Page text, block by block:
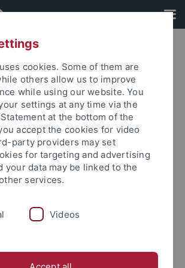
... 3
aktuell Nr. 1/2019:
cookies. Some of them are
others allow us to improve
while using our website. You
settings at any time via the
at the bottom of the
accept the cookies for video
party providers may set
for targeting and advertising
your data may be linked to the
services.
Videos